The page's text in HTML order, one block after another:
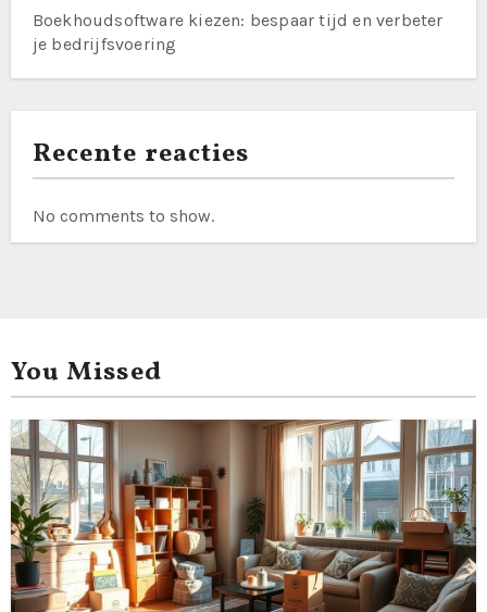
Boekhoudsoftware kiezen: bespaar tijd en verbeter
je bedrijfsvoering
Recente reacties
No comments to show.
You Missed